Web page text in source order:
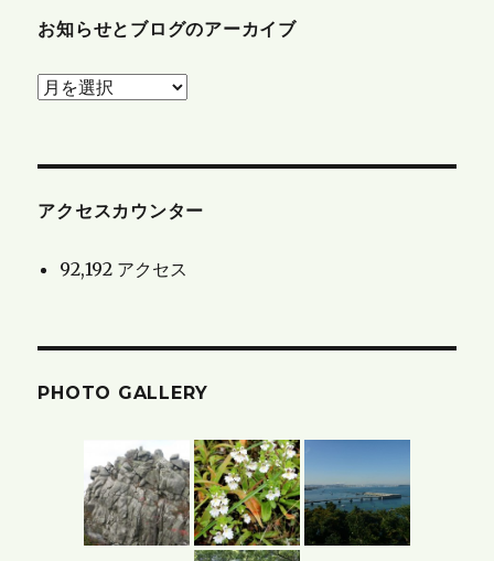
お知らせとブログのアーカイブ
お
と
ロ
ー
アクセスカウンター
92,192 アクセス
PHOTO GALLERY